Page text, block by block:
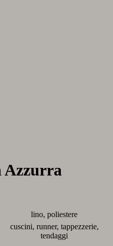
Azzurra
lino, poliestere
cuscini, runner, tappezzerie,
tendaggi